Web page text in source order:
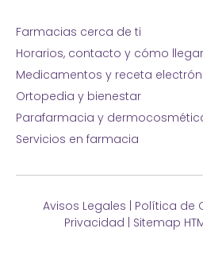
Farmacias cerca de ti
Horarios, contacto y cómo llegar
Medicamentos y receta
Ortopedia y bienestar
Parafarmacia y
Servicios en farmacia
Avisos Legales | Política de
Privacidad | Sitemap